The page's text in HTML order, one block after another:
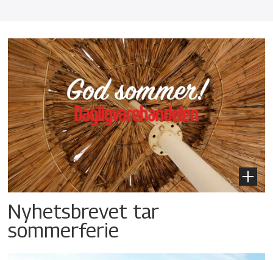
Nyhetsbrevet tar
sommerferie